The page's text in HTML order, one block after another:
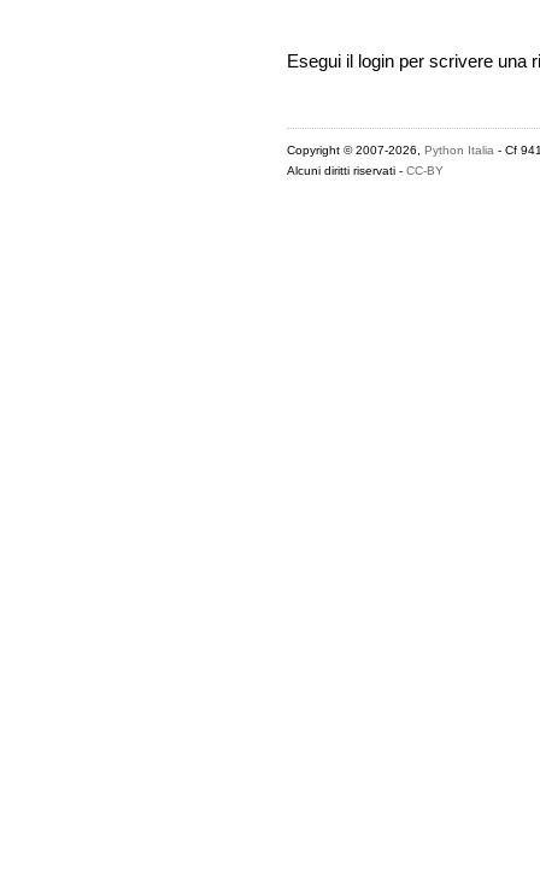
Esegui il login per scrivere una
Copyright © 2007-2026, Python Italia- Cf
Alcuni diritti riservati - CC-BY